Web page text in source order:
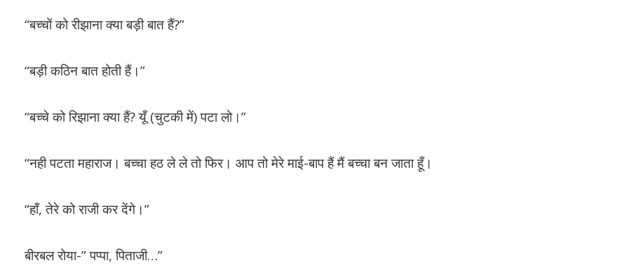
“बच्चों को रीझाना क्या बड़ी बात हैं?”
“बड़ी कठिन बात होती हैं।”
“बच्चे को रिझाना क्या हैं? यूँ (चुटकी में) पटा लो।”
“नही पटता महाराज। बच्चा हठ ले ले तो फिर। आप तो मेरे माई-बाप हैं मैं बच्चा बन जाता हूँ।
“हाँ, तेरे को राजी कर देंगे।”
बीरबल रोया-” पप्पा, पिताजी…”